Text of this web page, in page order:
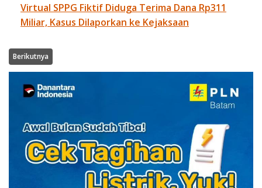
Virtual SPPG Fiktif Diduga Terima Dana Rp311
Miliar, Kasus Dilaporkan ke Kejaksaan
Berikutnya